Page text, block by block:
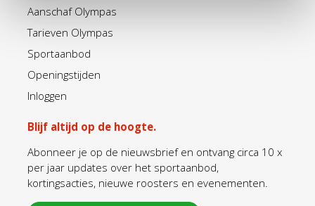
Aanschaf Olympas
Tarieven Olympas
Sportaanbod
Openingstijden
Inloggen
Blijf altijd op de hoogte.
Abonneer je op de nieuwsbrief en ontvang circa 10 x
per jaar updates over het sportaanbod,
kortingsacties, nieuwe roosters en evenementen.